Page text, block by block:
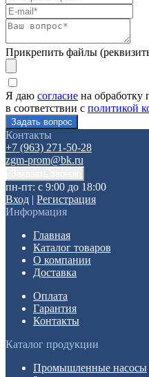
Прикрепить файлы
Я даю согласие на обработку
в соответствии с политикой
Контакты
+7 (963) 271-50-28
zgm-prom@bk.ru
пн-пт: с 9:00 до 18:00
Вход | Регистрация
Информация
Главная
Каталог товаров
О компании
Доставка
Оплата
Гарантия
Контакты
Каталог продукции
Промышленные насосы